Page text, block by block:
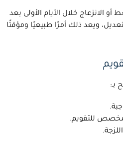
خلال الأيام الأولى بعد
ويعد ذلك أمرًا طبيعيًا ومؤقتًا
بـ:
للتقويم.